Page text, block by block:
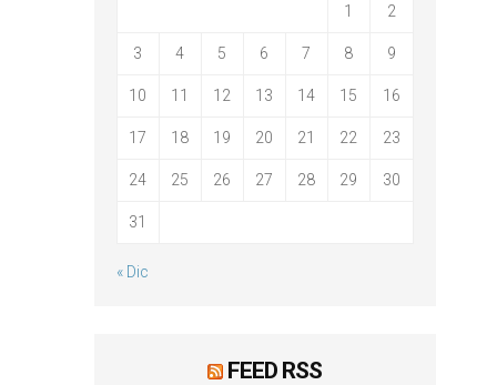
1 2
3 4 5 6 7 8 9
10 11 12 13 14 15 16
17 18 19 20 21 22 23
24 25 26 27 28 29 30
31
« Dic
FEED RSS